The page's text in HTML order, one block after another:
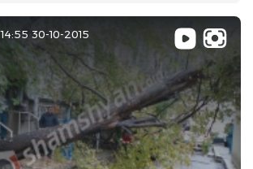
14:55 30-10-2015